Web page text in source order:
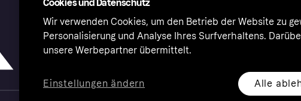
Cookies und Datenschutz
Wir verwenden Cookies, um den Betrieb der Website zu
Personalisierung und Analyse Ihres Surfverhaltens.
unsere Werbepartner übermittelt.
Alle
Einstellungen ändern